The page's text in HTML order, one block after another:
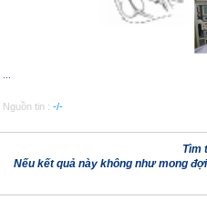
Nguồn tin : -/-
Tìm
Nếu kết quả này không như mong